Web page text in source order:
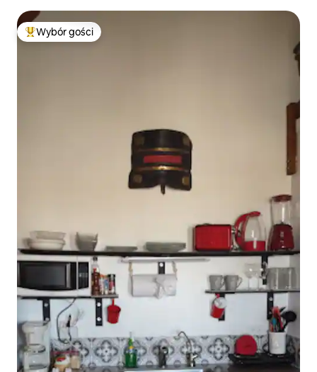
Najpopularniejsze z kategorii Wybór gości
Wybór gości